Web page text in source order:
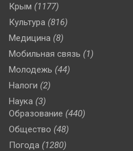
Крым (1177)
Культура (816)
Медицина (8)
Мобильная связь (1)
Молодежь (44)
Налоги (2)
Наука (3)
Образование (440)
Общество (48)
Погода (1280)